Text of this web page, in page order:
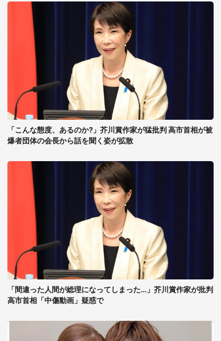
「こんな態度、あるのか?」芥川賞作家が猛批判 高市首相が被
爆者団体の会長から話を聞く姿が拡散
「間違った人間が総理になってしまった...」芥川賞作家が批判
高市首相「中傷動画」疑惑で